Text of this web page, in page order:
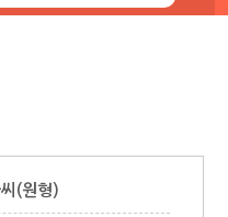
(원형)